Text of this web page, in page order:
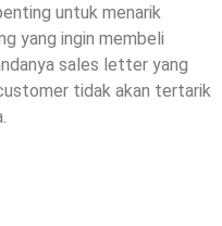
untuk menarik
yang ingin membeli
sales letter yang
tidak akan tertarik